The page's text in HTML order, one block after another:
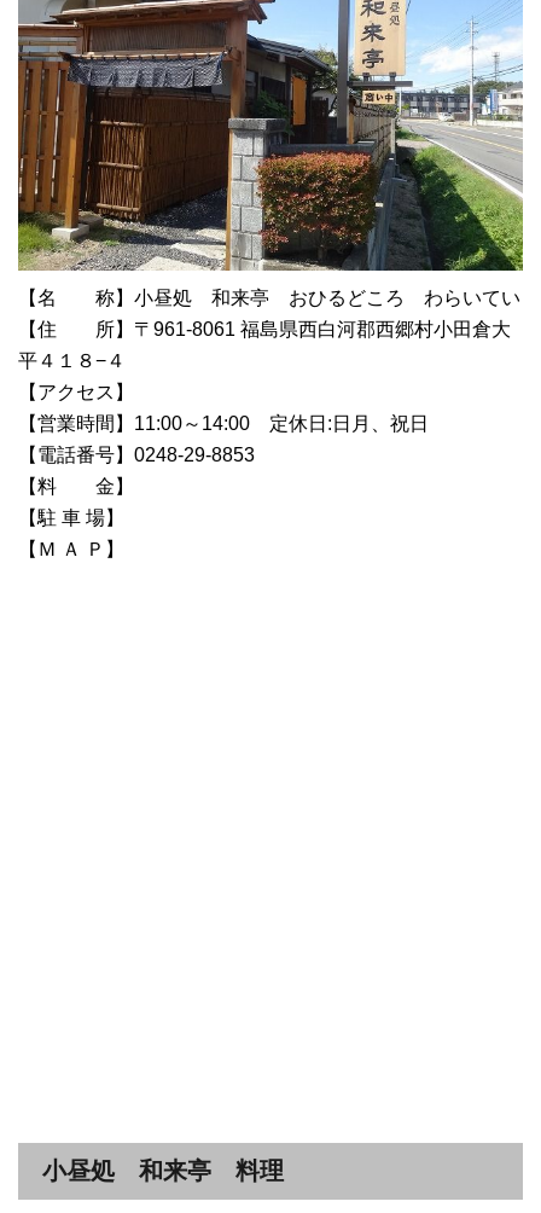
【名 称】小昼処 和来亭 おひるどころ わらいてい
【住 所】〒961-8061 福島県西白河郡西郷村小田倉大
平４１８−４
【アクセス】
【営業時間】11:00～14:00 定休日:日月、祝日
【電話番号】0248-29-8853
【料 金】
【駐 車 場】
【Ｍ Ａ Ｐ】
小昼処 和来亭 料理